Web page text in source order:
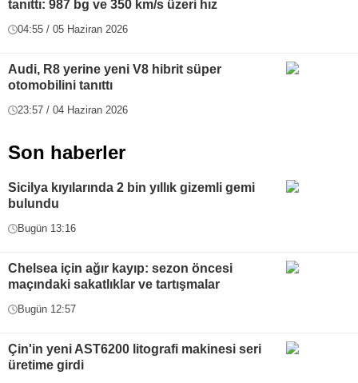
tanıttı: 987 bg ve 350 km/s üzeri hız
04:55 / 05 Haziran 2026
Audi, R8 yerine yeni V8 hibrit süper
otomobilini tanıttı
23:57 / 04 Haziran 2026
Son haberler
Sicilya kıyılarında 2 bin yıllık gizemli gemi
bulundu
Bugün 13:16
Chelsea için ağır kayıp: sezon öncesi
maçındaki sakatlıklar ve tartışmalar
Bugün 12:57
Çin'in yeni AST6200 litografi makinesi seri
üretime girdi